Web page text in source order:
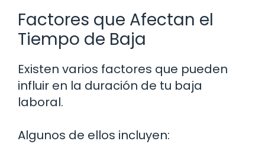
Factores que Afectan el
Tiempo de Baja
Existen varios factores que pueden
influir en la duración de tu baja
laboral.
Algunos de ellos incluyen: